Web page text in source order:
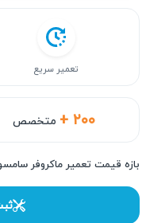
+ ۲۰۰ متخصص
تعمیر سریع
بازه قیمت تعمیر ماکروفر